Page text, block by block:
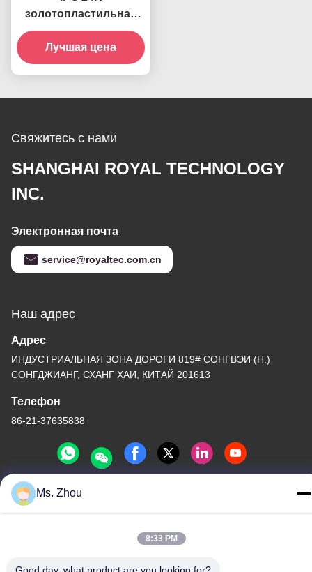
золотопластильная
машина-RTAS1000
Лучшая цена
Свяжитесь с нами
SHANGHAI ROYAL TECHNOLOGY
INC.
Электронная почта
service@royaltec.com.cn
Наш адрес
Адрес
ИНДУСТРИАЛЬНАЯ ЗОНА ДОРОГИ 819# СОНГВЭИ (Н.)
СОНГДЖИАНГ, СХАНГ ХАИ, КИТАЙ 201613
Телефон
86-21-37635838
Доставщик. -2026 SHANGHAI ROYAL TECHNOLOGY INC. Все
Ms. Zhou
8:33 PM